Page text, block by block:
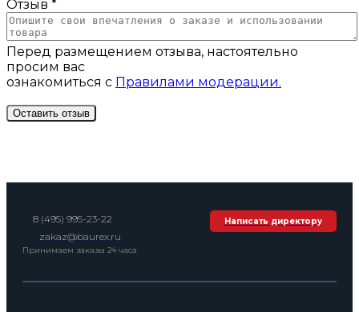
Отзыв *
Перед размещением отзыва, настоятельно
просим вас
ознакомиться с Правилами модерации.
8 (495) 995-23-22
zakaz@baurex.ru
Принимаем заказы 24 часа
Написать директору